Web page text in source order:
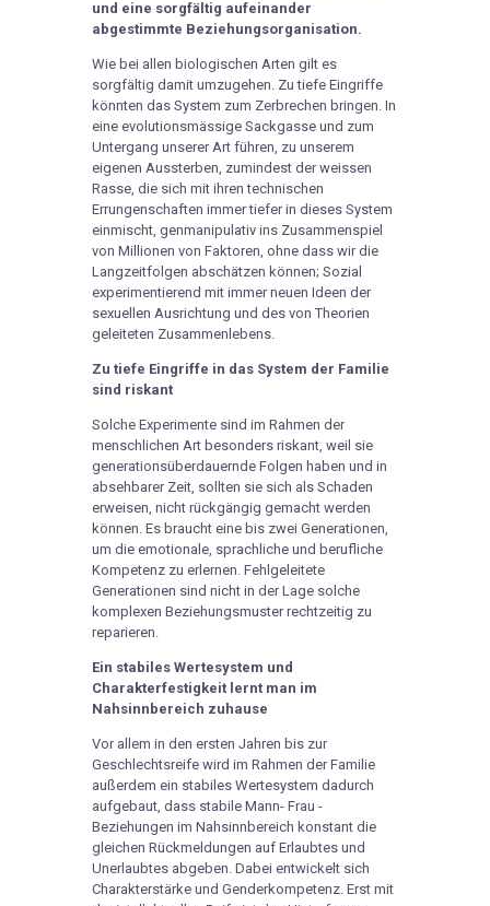
und eine sorgfältig aufeinander
abgestimmte Beziehungsorganisation.
Wie bei allen biologischen Arten gilt es
sorgfältig damit umzugehen. Zu tiefe Eingriffe
könnten das System zum Zerbrechen bringen. In
eine evolutionsmässige Sackgasse und zum
Untergang unserer Art führen, zu unserem
eigenen Aussterben, zumindest der weissen
Rasse, die sich mit ihren technischen
Errungenschaften immer tiefer in dieses System
einmischt, genmanipulativ ins Zusammenspiel
von Millionen von Faktoren, ohne dass wir die
Langzeitfolgen abschätzen können; Sozial
experimentierend mit immer neuen Ideen der
sexuellen Ausrichtung und des von Theorien
geleiteten Zusammenlebens.
Zu tiefe Eingriffe in das System der Familie
sind riskant
Solche Experimente sind im Rahmen der
menschlichen Art besonders riskant, weil sie
generationsüberdauernde Folgen haben und in
absehbarer Zeit, sollten sie sich als Schaden
erweisen, nicht rückgängig gemacht werden
können. Es braucht eine bis zwei Generationen,
um die emotionale, sprachliche und berufliche
Kompetenz zu erlernen. Fehlgeleitete
Generationen sind nicht in der Lage solche
komplexen Beziehungsmuster rechtzeitig zu
reparieren.
Ein stabiles Wertesystem und
Charakterfestigkeit lernt man im
Nahsinnbereich zuhause
Vor allem in den ersten Jahren bis zur
Geschlechtsreife wird im Rahmen der Familie
außerdem ein stabiles Wertesystem dadurch
aufgebaut, dass stabile Mann- Frau -
Beziehungen im Nahsinnbereich konstant die
gleichen Rückmeldungen auf Erlaubtes und
Unerlaubtes abgeben. Dabei entwickelt sich
Charakterstärke und Genderkompetenz. Erst mit